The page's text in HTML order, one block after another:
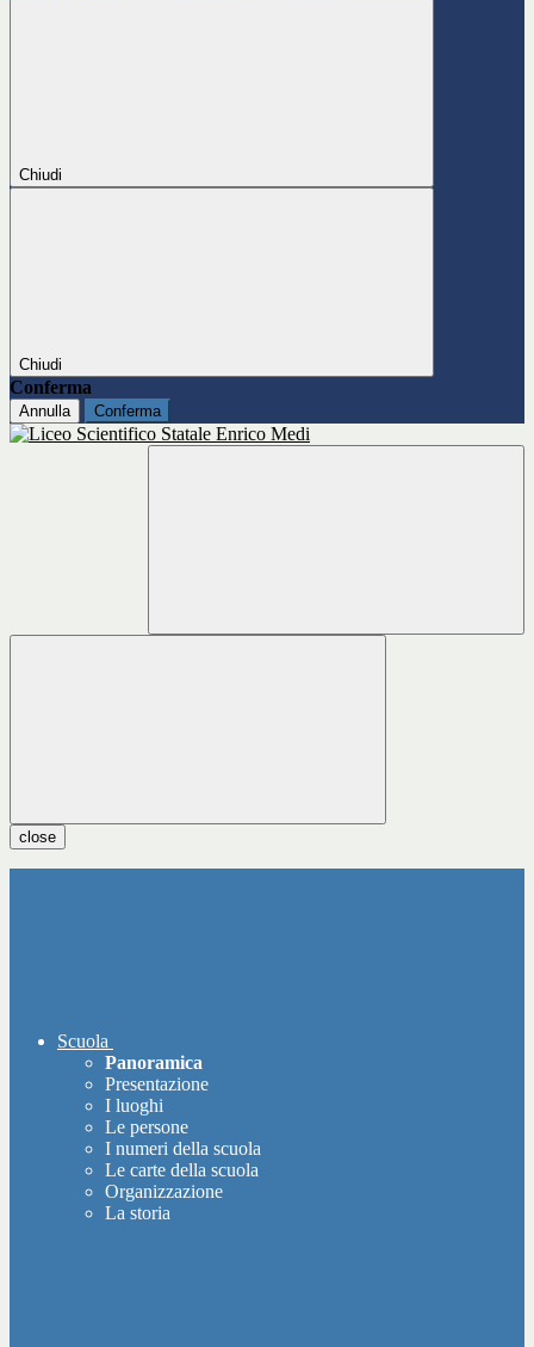
Chiudi
Chiudi
Conferma
Annulla Conferma
close
Scuola
Panoramica
Presentazione
I luoghi
Le persone
I numeri della scuola
Le carte della scuola
Organizzazione
La storia